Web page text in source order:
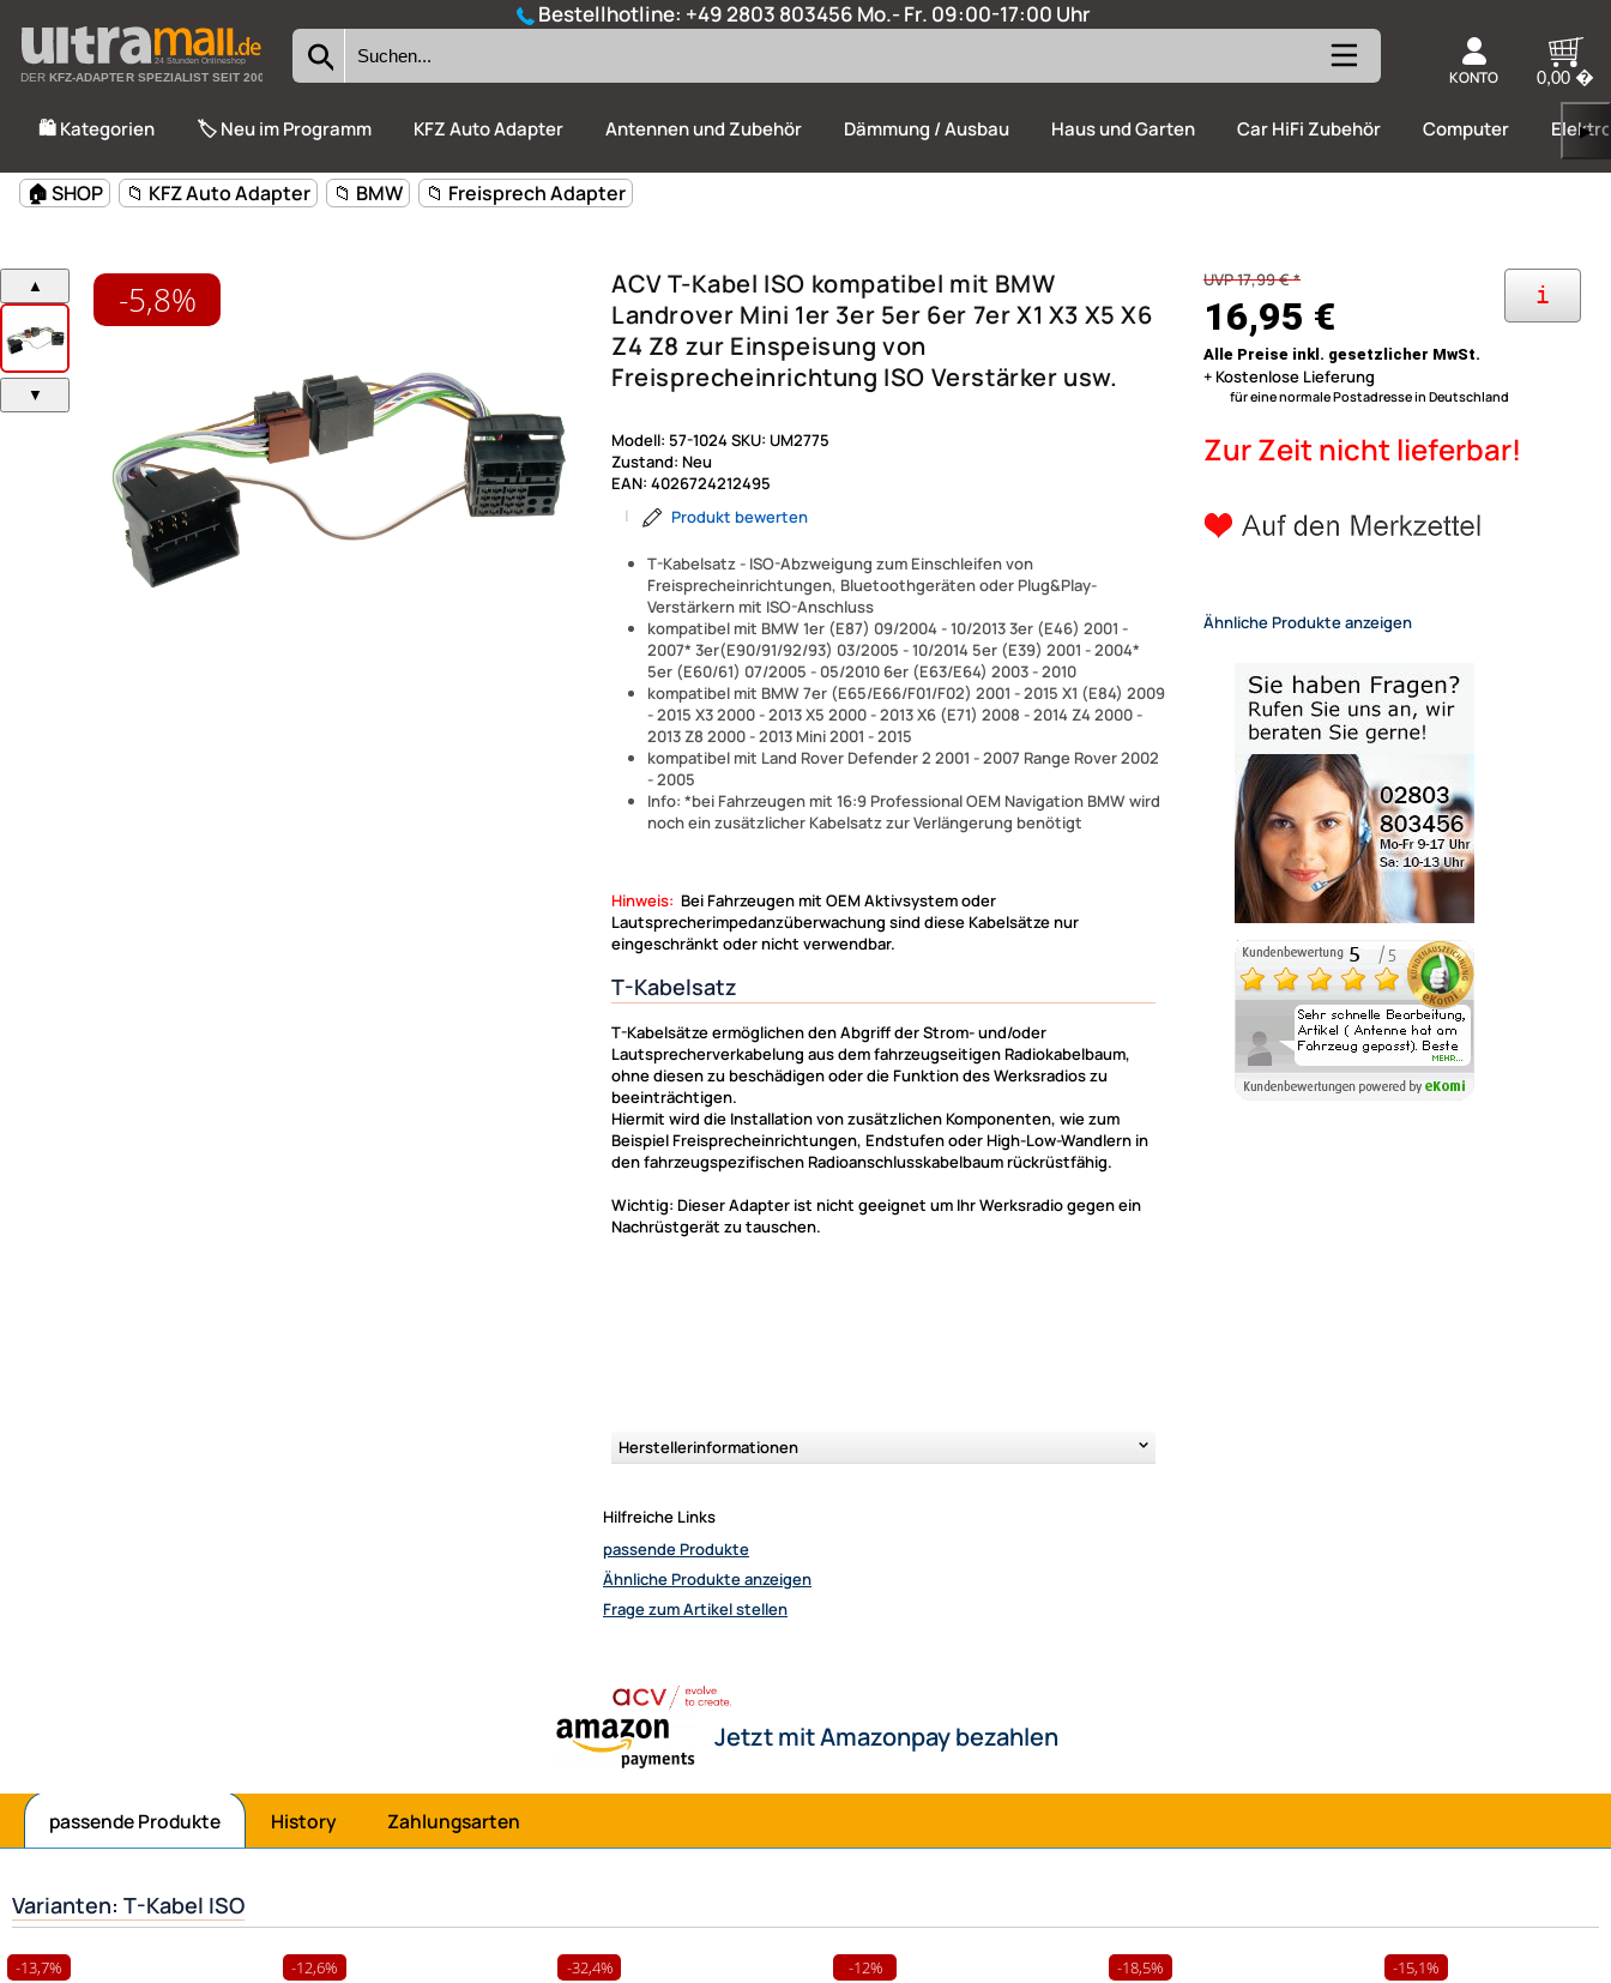
Bestellhotline: +49 2803 803456 Mo.- Fr. 09:00-17:00 Uhr
24 Stunden Onlineshop
DERKFZ-ADAPTER SPEZIALIST SEIT 2002 KONTO 0,00 �
🛍️ Kategorien 🏷️ Neu im Programm KFZ Auto Adapter Antennen und Zubehör Dämmung / Ausbau Haus und Garten Car HiFi Zubehör Computer ▶
🏠 SHOP 📁 KFZ Auto Adapter 📁 BMW 📁 Freisprech Adapter
▲
▼
ACV T-Kabel ISO kompatibel mit BMW
Landrover Mini 1er 3er 5er 6er 7er X1 X3 X5 X6
Z4 Z8 zur Einspeisung von
Freisprecheinrichtung ISO Verstärker usw.
T-Kabelsatz - ISO-Abzweigung zum Einschleifen von
Freisprecheinrichtungen, Bluetoothgeräten oder Plug&Play-
Verstärkern mit ISO-Anschluss
kompatibel mit BMW 1er (E87) 09/2004 - 10/2013 3er (E46) 2001 -
2007* 3er(E90/91/92/93) 03/2005 - 10/2014 5er (E39) 2001 - 2004*
5er (E60/61) 07/2005 - 05/2010 6er (E63/E64) 2003 - 2010
kompatibel mit BMW 7er (E65/E66/F01/F02) 2001 - 2015 X1 (E84) 2009
- 2015 X3 2000 - 2013 X5 2000 - 2013 X6 (E71) 2008 - 2014 Z4 2000 -
2013 Z8 2000 - 2013 Mini 2001 - 2015
kompatibel mit Land Rover Defender 2 2001 - 2007 Range Rover 2002
- 2005
Info: *bei Fahrzeugen mit 16:9 Professional OEM Navigation BMW wird
noch ein zusätzlicher Kabelsatz zur Verlängerung benötigt
Modell: 57-1024SKU: UM2775
Zustand: Neu
EAN: 4026724212495
|
Produkt bewerten
Hinweis: Bei Fahrzeugen mit OEM Aktivsystem oder
Lautsprecherimpedanzüberwachung sind diese Kabelsätze nur
eingeschränkt oder nicht verwendbar.
T-Kabelsatz
T-Kabelsätze ermöglichen den Abgriff der Strom- und/oder
Lautsprecherverkabelung aus dem fahrzeugseitigen Radiokabelbaum,
ohne diesen zu beschädigen oder die Funktion des Werksradios zu
beeinträchtigen.
Hiermit wird die Installation von zusätzlichen Komponenten, wie zum
Beispiel Freisprecheinrichtungen, Endstufen oder High-Low-Wandlern in
den fahrzeugspezifischen Radioanschlusskabelbaum rückrüstfähig.
Wichtig: Dieser Adapter ist nicht geeignet um Ihr Werksradio gegen ein
Nachrüstgerät zu tauschen.
Herstellerinformationen
Hilfreiche Links
passende Produkte
Ähnliche Produkte anzeigen
Frage zum Artikel stellen
i
UVP 17,99 € *
16,95 €
Alle Preise inkl. gesetzlicher MwSt.
+ Kostenlose Lieferung
für eine normale Postadresse in Deutschland
Zur Zeit nicht lieferbar!
Ähnliche Produkte anzeigen
Jetzt mit Amazonpay bezahlen
passende Produkte History Zahlungsarten
Varianten: T-Kabel ISO
-13,7% -12,6% -32,4% -12% -18,5% -15,1%